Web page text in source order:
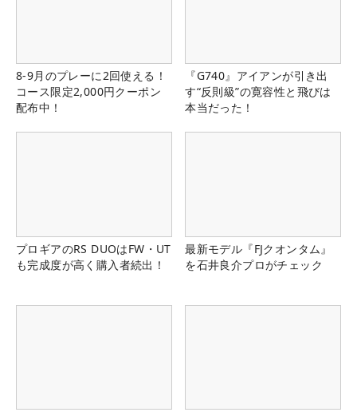
8-9月のプレーに2回使える！
コース限定2,000円クーポン
配布中！
『G740』アイアンが引き出
す“反則級”の寛容性と飛びは
本当だった！
プロギアのRS DUOはFW・UT
も完成度が高く購入者続出！
最新モデル『FJクオンタム』
を石井良介プロがチェック